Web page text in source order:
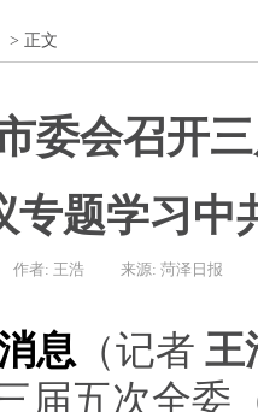
> 正文
委会召开
专题学习中
作者: 王浩 来源: 菏泽日报
息 （记者 王
届五次全委